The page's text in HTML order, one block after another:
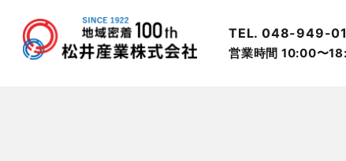
TEL. 048-949-
営業時間 10:00〜